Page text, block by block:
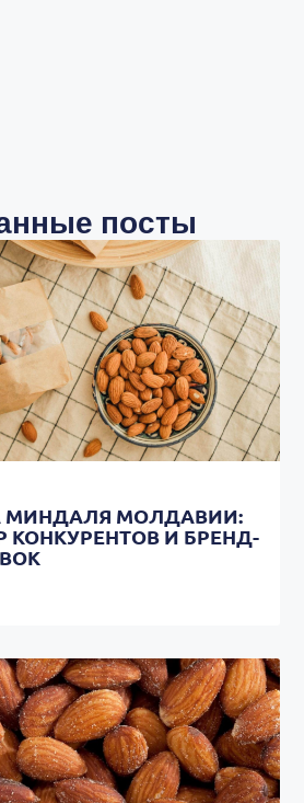
посты
МИНДАЛЯ МОЛДАВИИ:
И БРЕНД-